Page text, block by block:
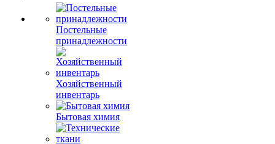
Постельные
принадлежности
Хозяйственный
инвентарь
Бытовая химия